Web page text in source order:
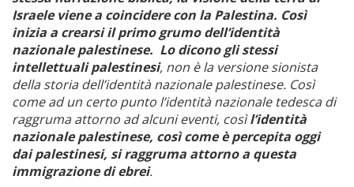
Israele viene a coincidere con la Palestina. Così
inizia a crearsi il primo grumo dell’identità
nazionale palestinese. Lo dicono gli stessi
intellettuali palestinesi, non è la versione sionista
della storia dell’identità nazionale palestinese. Così
come ad un certo punto l’identità nazionale tedesca di
raggruma attorno ad alcuni eventi, cosìl’identità
nazionale palestinese, così come è percepita oggi
dai palestinesi, si raggruma attorno a questa
immigrazione di ebrei.